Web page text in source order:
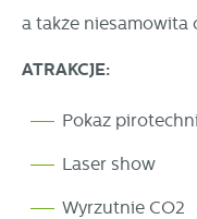
a także niesamowita
ATRAKCJE:
Pokaz
Laser show
Wyrzutnie CO2
stronach podmiotów
partnerami oraz innych
postaci wiadomości,
społecznościowych.